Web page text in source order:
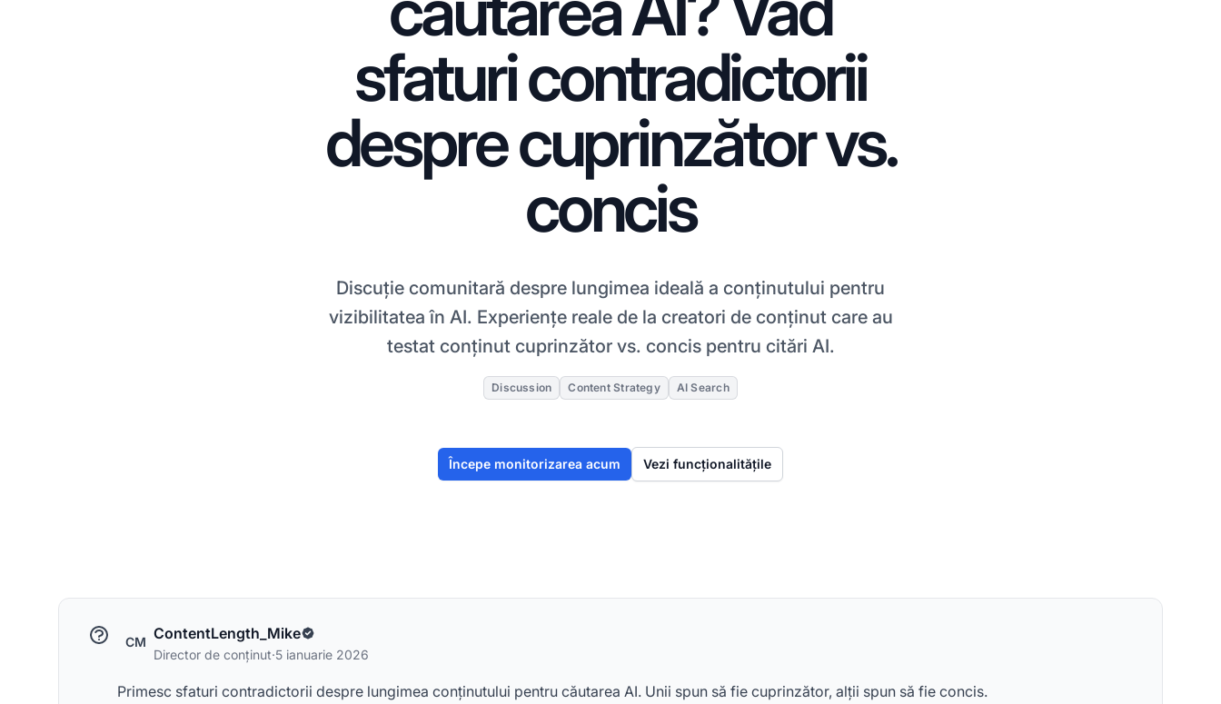
sfaturi contradictorii
despre cuprinzător vs.
concis
Discuție comunitară despre lungimea ideală a conținutului pentru
vizibilitatea în AI. Experiențe reale de la creatori de conținut care au
testat conținut cuprinzător vs. concis pentru citări AI.
Discussion Content Strategy AI Search
Începe monitorizarea acum Vezi funcționalitățile
CM ContentLength_Mike
Director de conținut·5 ianuarie 2026
Primesc sfaturi contradictorii despre lungimea conținutului pentru căutarea AI. Unii spun să fie cuprinzător, alții spun să fie concis.